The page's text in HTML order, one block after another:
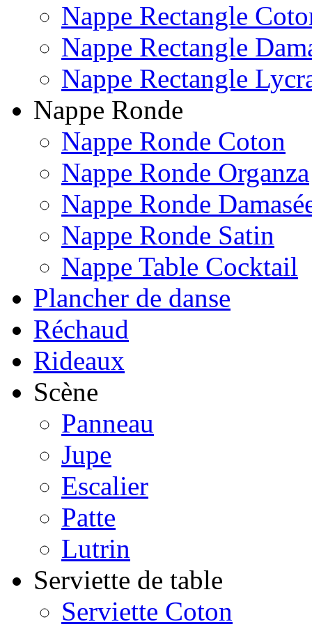
Nappe Rectangle
Nappe Rectangle
Nappe Rectangle
Nappe Ronde
Nappe Ronde Coton
Nappe Ronde Organza
Nappe Ronde
Nappe Ronde Satin
Nappe Table Cocktail
Plancher de danse
Réchaud
Rideaux
Scène
Panneau
Jupe
Escalier
Patte
Lutrin
Serviette de table
Serviette Coton